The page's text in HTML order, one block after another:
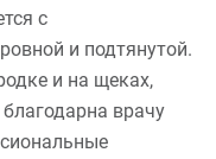
с
и подтянутой.
и на щеках,
врачу